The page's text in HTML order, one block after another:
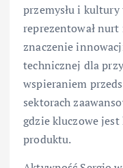
przemysłu i
reprezentował
znaczenie
technicznej dla
wspieraniem
sektorach
gdzie kluczowe
produktu.